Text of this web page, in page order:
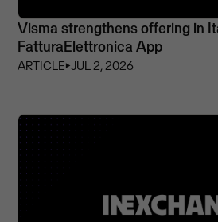
Visma strengthens offering in
FatturaElettronica App
ARTICLE⏵JUL 2, 2026